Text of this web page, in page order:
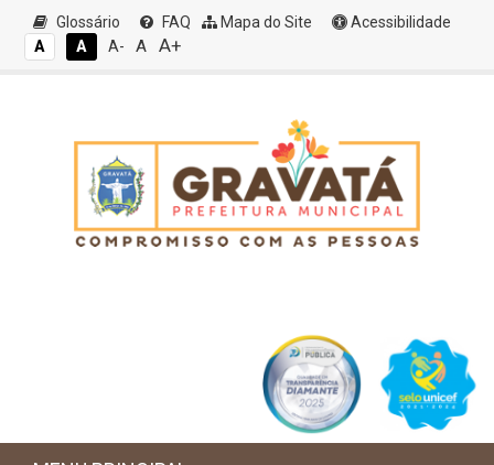
Glossário FAQ Mapa do Site
Acessibilidade
A
A A- A A+